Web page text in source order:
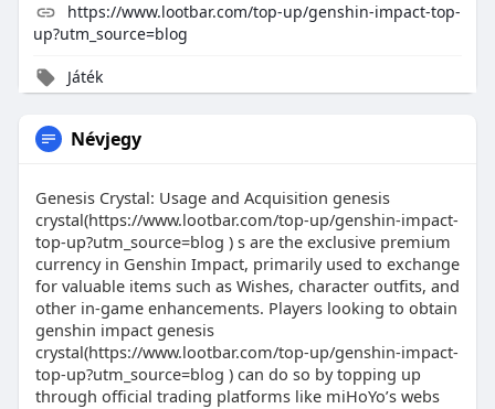
https://www.lootbar.com/top-up/genshin-impact-top-
up?utm_source=blog
Játék
Névjegy
Genesis Crystal: Usage and Acquisition genesis
crystal(https://www.lootbar.com/top-up/genshin-impact-
top-up?utm_source=blog ) s are the exclusive premium
currency in Genshin Impact, primarily used to exchange
for valuable items such as Wishes, character outfits, and
other in-game enhancements. Players looking to obtain
genshin impact genesis
crystal(https://www.lootbar.com/top-up/genshin-impact-
top-up?utm_source=blog ) can do so by topping up
through official trading platforms like miHoYo’s webs